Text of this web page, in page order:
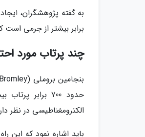
برابر بیشتر از جرمی است
چند پرتاب مورد
حدود 700
الکترومغناطیسی در